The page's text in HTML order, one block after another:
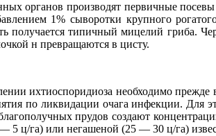
органов производят первичные
1% сыворотки крупного
получается типичный мицелий гриба.
н превращаются в цисту.
ихтиоспоридиоза необходимо прежде
по ликвидации очага инфекции. Для
прудов создают
5 ц/га) или негашеной (25 — 30 ц/га)